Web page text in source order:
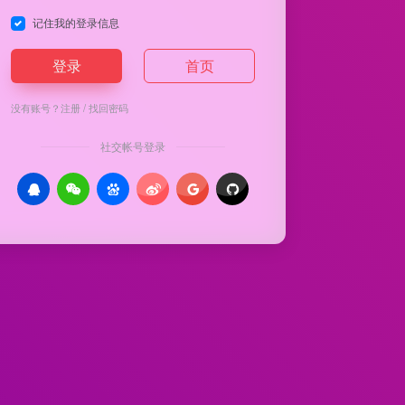
记住我的登录信息
登录 首页
没有账号？注册/找回密码
社交帐号登录